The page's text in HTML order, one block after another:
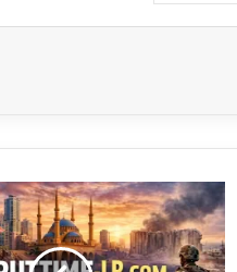
ا
ل
م
ت